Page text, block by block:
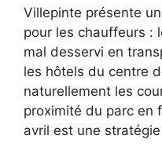
Villepinte présente
pour les chauffeurs :
mal desservi en
les hôtels du centre
naturellement les
proximité du parc en
avril est une